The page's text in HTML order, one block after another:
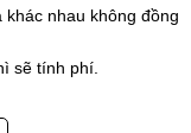
nhau không đồng
sẽ tính phí.